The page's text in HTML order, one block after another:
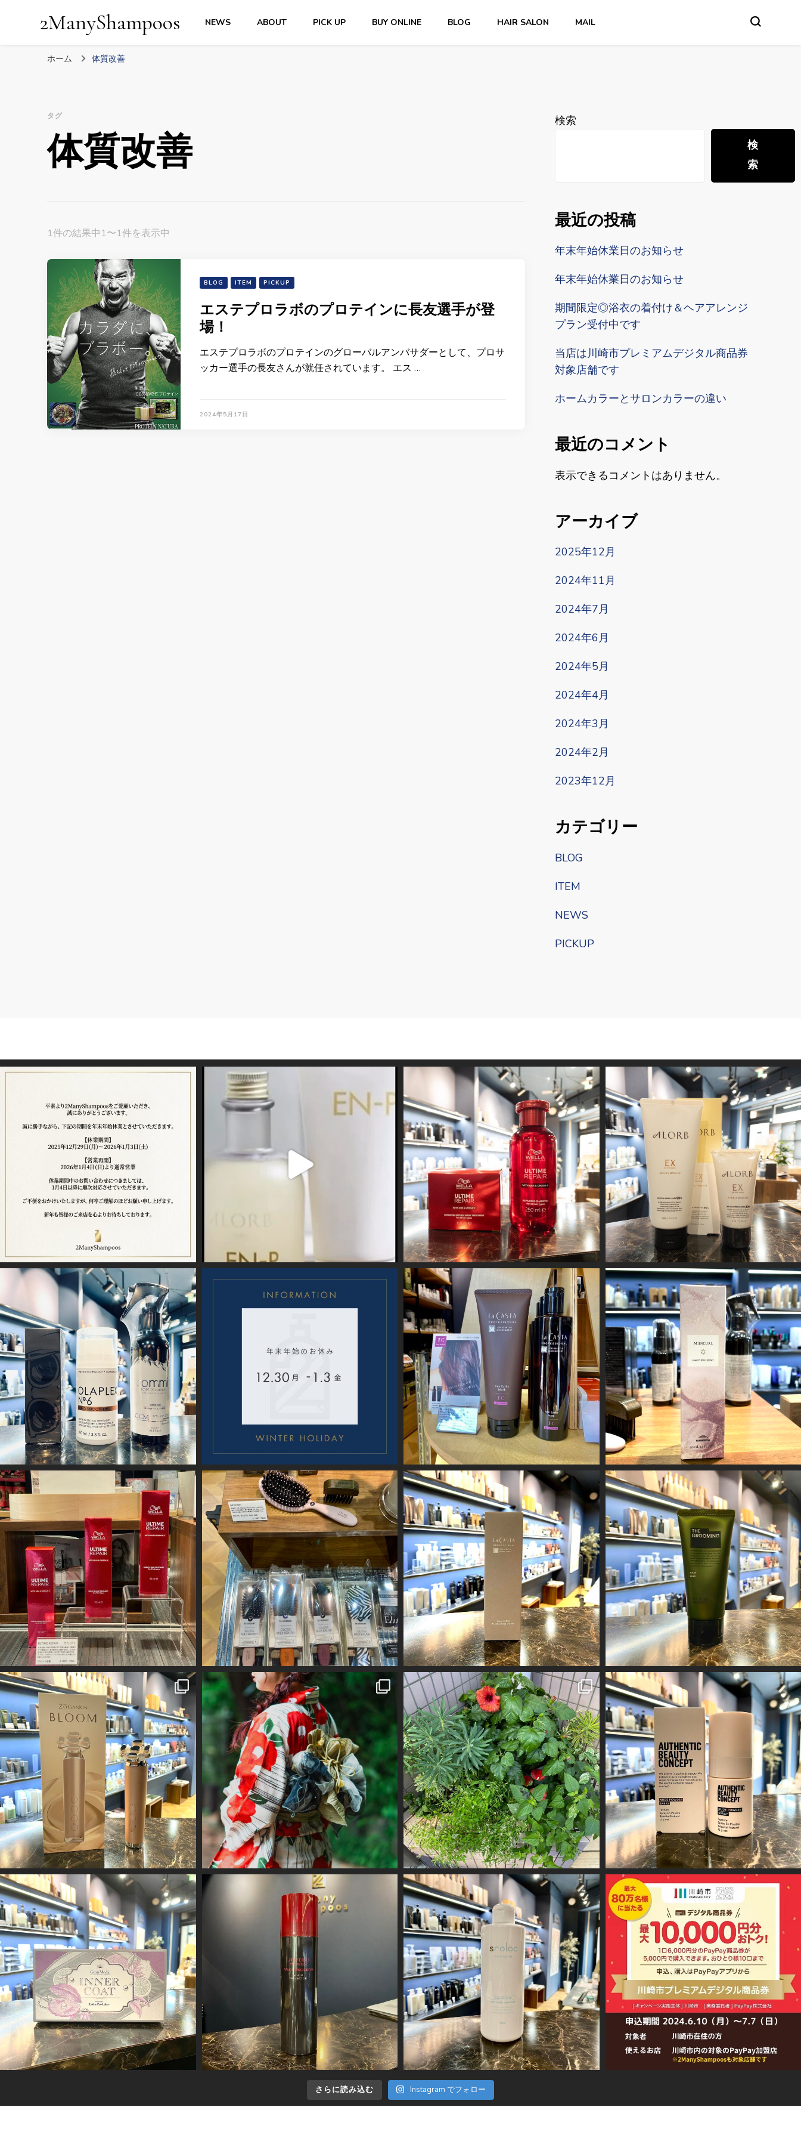
2ManyShampoos NEWS ABOUT PICK UP BUY ONLINE BLOG HAIR SALON MAIL
ホーム 体質改善
タグ
体質改善
1件の結果中1〜1件を表示中
BLOG ITEM PICKUP
エステプロラボのプロテインに長友選手が登
場！
エステプロラボのプロテインのグローバルアンバサダーとして、プロサ
ッカー選手の長友さんが就任されています。 エス …
2024年5月17日
検索
検
索
最近の投稿
年末年始休業日のお知らせ
年末年始休業日のお知らせ
期間限定◎浴衣の着付け＆ヘアアレンジ
プラン受付中です
当店は川崎市プレミアムデジタル商品券
対象店舗です
ホームカラーとサロンカラーの違い
最近のコメント
表示できるコメントはありません。
アーカイブ
2025年12月
2024年11月
2024年7月
2024年6月
2024年5月
2024年4月
2024年3月
2024年2月
2023年12月
カテゴリー
BLOG
ITEM
NEWS
PICKUP
さらに読み込む Instagram でフォロー